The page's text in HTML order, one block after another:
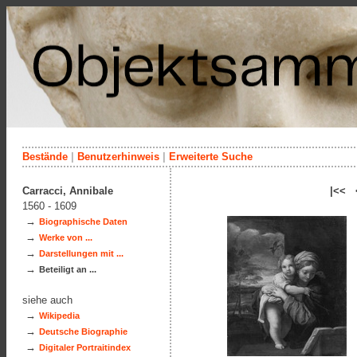
Bestände Benutzerhinweis Erweiterte Suche
|<<
Carracci, Annibale
1560 - 1609
→ Biographische Daten
→ Werke von ...
→ Darstellungen mit ...
→ Beteiligt an ...
siehe auch
→ Wikipedia
→ Deutsche Biographie
→ Digitaler Portraitindex